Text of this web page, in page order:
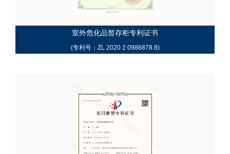
室外危化品暂存柜专利证书
(专利号：ZL 2020 2 0986878.8)